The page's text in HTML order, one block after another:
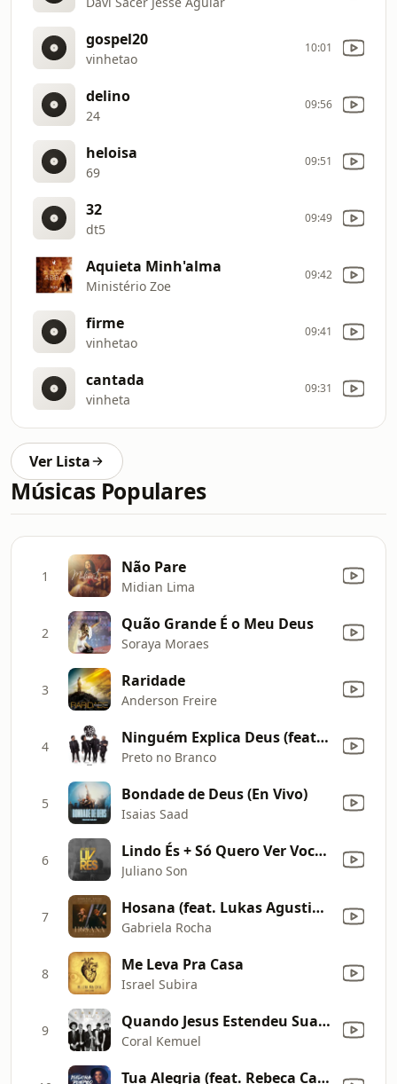
gospel20
vinhetao
10:01
delino
24
09:56
heloisa
69
09:51
32
dt5
09:49
Aquieta Minh'alma
Ministério Zoe
09:42
firme
vinhetao
09:41
cantada
vinheta
09:31
Ver Lista
Músicas Populares
1 Não Pare
Midian Lima
2 Quão Grande É o Meu Deus
Soraya Moraes
3 Raridade
Anderson Freire
4 Ninguém Explica Deus (feat. Gabriela Rocha)
Preto no Branco
5 Bondade de Deus (En Vivo)
Isaias Saad
6 Lindo És + Só Quero Ver Você (Ao Vivo)
Juliano Son
7 Hosana (feat. Lukas Agustinho) [Ao Vivo]
Gabriela Rocha
8 Me Leva Pra Casa
Israel Subira
9 Quando Jesus Estendeu Sua Mão
Coral Kemuel
Tua Alegria (feat. Rebeca Carvalho) [Ao Vivo]